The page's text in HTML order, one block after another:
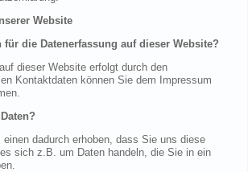
Website
die Datenerfassung auf dieser Website?
dieser Website erfolgt durch den
Kontaktdaten können Sie dem Impressum
einen dadurch erhoben, dass Sie uns diese
sich z.B. um Daten handeln, die Sie in ein